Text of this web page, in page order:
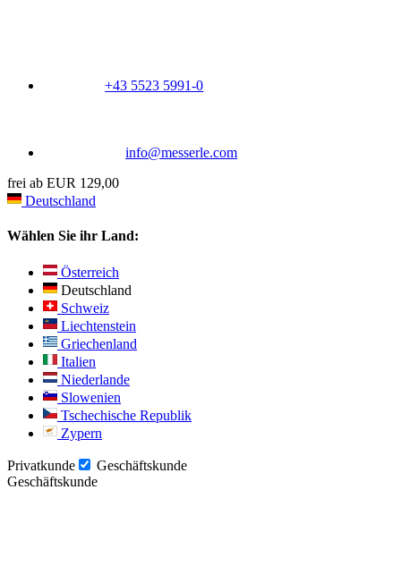
+43 5523 5991-0
info@messerle.com
frei ab EUR 129,00
Deutschland
Wählen Sie ihr Land:
Österreich
Deutschland
Schweiz
Liechtenstein
Griechenland
Italien
Niederlande
Slowenien
Tschechische Republik
Zypern
Privatkunde
Geschäftskunde
Geschäftskunde